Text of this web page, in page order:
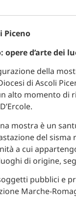
Piceno
opere d’arte dei
della
di Ascoli
alto momento di
mostra è un
del
a cui
di origine,
pubblici e
Marche-